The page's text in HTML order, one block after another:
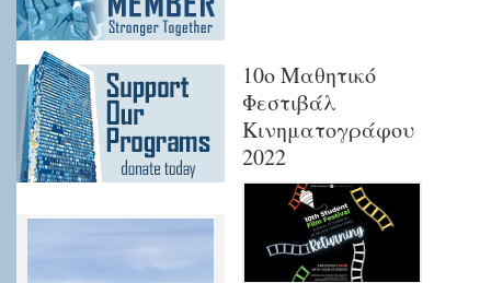
10ο Μαθητικό
Φεστιβάλ
Κινηματογράφου
2022